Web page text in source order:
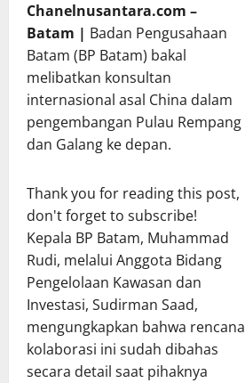
Chanelnusantara.com –
Batam | Badan Pengusahaan
Batam (BP Batam) bakal
melibatkan konsultan
internasional asal China dalam
pengembangan Pulau Rempang
dan Galang ke depan.
Thank you for reading this post,
don't forget to subscribe!
Kepala BP Batam, Muhammad
Rudi, melalui Anggota Bidang
Pengelolaan Kawasan dan
Investasi, Sudirman Saad,
mengungkapkan bahwa rencana
kolaborasi ini sudah dibahas
secara detail saat pihaknya